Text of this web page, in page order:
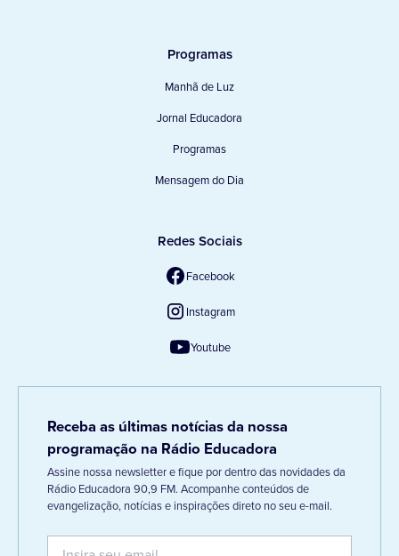
Programas
Manhã de Luz
Jornal Educadora
Programas
Mensagem do Dia
Redes Sociais
Facebook
Instagram
Youtube
Receba as últimas notícias da nossa
programação na Rádio Educadora
Assine nossa newsletter e fique por dentro das novidades da
Rádio Educadora 90,9 FM. Acompanhe conteúdos de
evangelização, notícias e inspirações direto no seu e-mail.